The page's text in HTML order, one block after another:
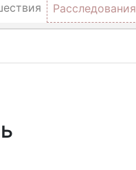
Расследования